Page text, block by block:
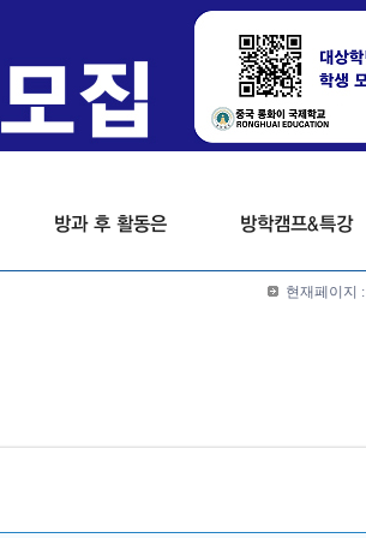
현재페이지 :